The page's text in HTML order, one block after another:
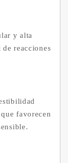
y alta
reacciones
favorecen